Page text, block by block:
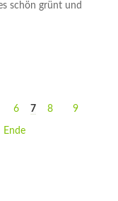
schön grünt und
6 7 8 9
Ende